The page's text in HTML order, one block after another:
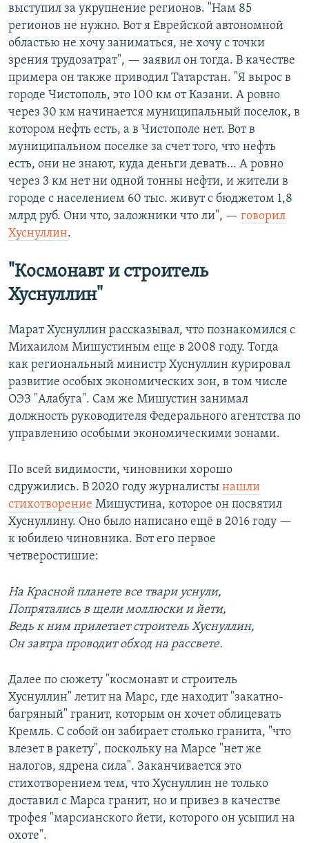
выступил за укрупнение регионов. "Нам 85
регионов не нужно. Вот я Еврейской автономной
областью не хочу заниматься, не хочу с точки
зрения трудозатрат", — заявил он тогда. В качестве
примера он также приводил Татарстан. "Я вырос в
городе Чистополь, это 100 км от Казани. А ровно
через 30 км начинается муниципальный поселок, в
котором нефть есть, а в Чистополе нет. Вот в
муниципальном поселке за счет того, что нефть
есть, они не знают, куда деньги девать… А ровно
через 3 км нет ни одной тонны нефти, и жители в
городе с населением 60 тыс. живут с бюджетом 1,8
млрд руб. Они что, заложники что ли", — говорил
Хуснуллин.
"Космонавт и строитель
Хуснуллин"
Марат Хуснуллин рассказывал, что познакомился с
Михаилом Мишустиным еще в 2008 году. Тогда
как региональный министр Хуснуллин курировал
развитие особых экономических зон, в том числе
ОЭЗ "Алабуга". Сам же Мишустин занимал
должность руководителя Федерального агентства по
управлению особыми экономическими зонами.
По всей видимости, чиновники хорошо
сдружились. В 2020 году журналисты нашли
стихотворение Мишустина, которое он посвятил
Хуснуллину. Оно было написано ещё в 2016 году —
к юбилею чиновника. Вот его первое
четверостишие:
На Красной планете все твари уснули,
Попрятались в щели моллюски и йети,
Ведь к ним прилетает строитель Хуснуллин,
Он завтра проводит обход на рассвете.
Далее по сюжету "космонавт и строитель
Хуснуллин" летит на Марс, где находит "закатно-
багряный" гранит, которым он хочет облицевать
Кремль. С собой он забирает столько гранита, "что
влезет в ракету", поскольку на Марсе "нет же
налогов, ядрена сила". Заканчивается это
стихотворением тем, что Хуснуллин не только
доставил с Марса гранит, но и привез в качестве
трофея "марсианского йети, которого он усыпил на
охоте".